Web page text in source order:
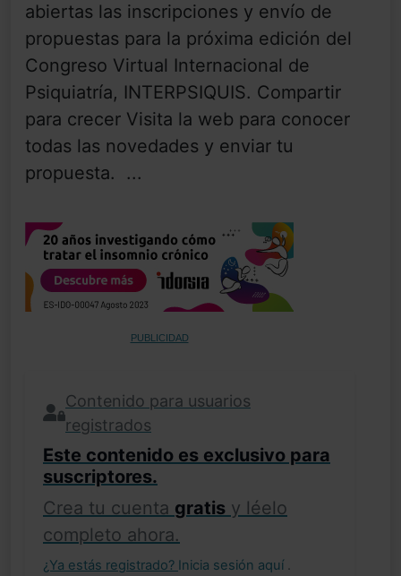
abiertas las inscripciones y envío de
propuestas para la próxima edición del
Congreso Virtual Internacional de
Psiquiatría, INTERPSIQUIS. Compartir
para crecer Visita la web para conocer
todas las novedades y enviar tu
propuesta. ...
PUBLICIDAD
Contenido para usuarios
registrados
Este contenido es exclusivo para
suscriptores.
Crea tu cuenta gratis y léelo
completo ahora.
¿Ya estás registrado? Inicia sesión aquí .